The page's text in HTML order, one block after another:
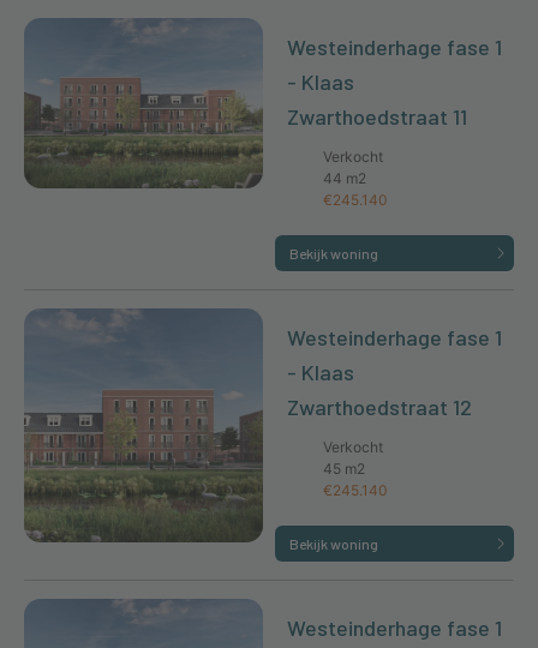
Westeinderhage fase 1
- Klaas
Zwarthoedstraat 11
Verkocht
44 m2
€245.140
Bekijk woning
Westeinderhage fase 1
- Klaas
Zwarthoedstraat 12
Verkocht
45 m2
€245.140
Bekijk woning
Westeinderhage fase 1